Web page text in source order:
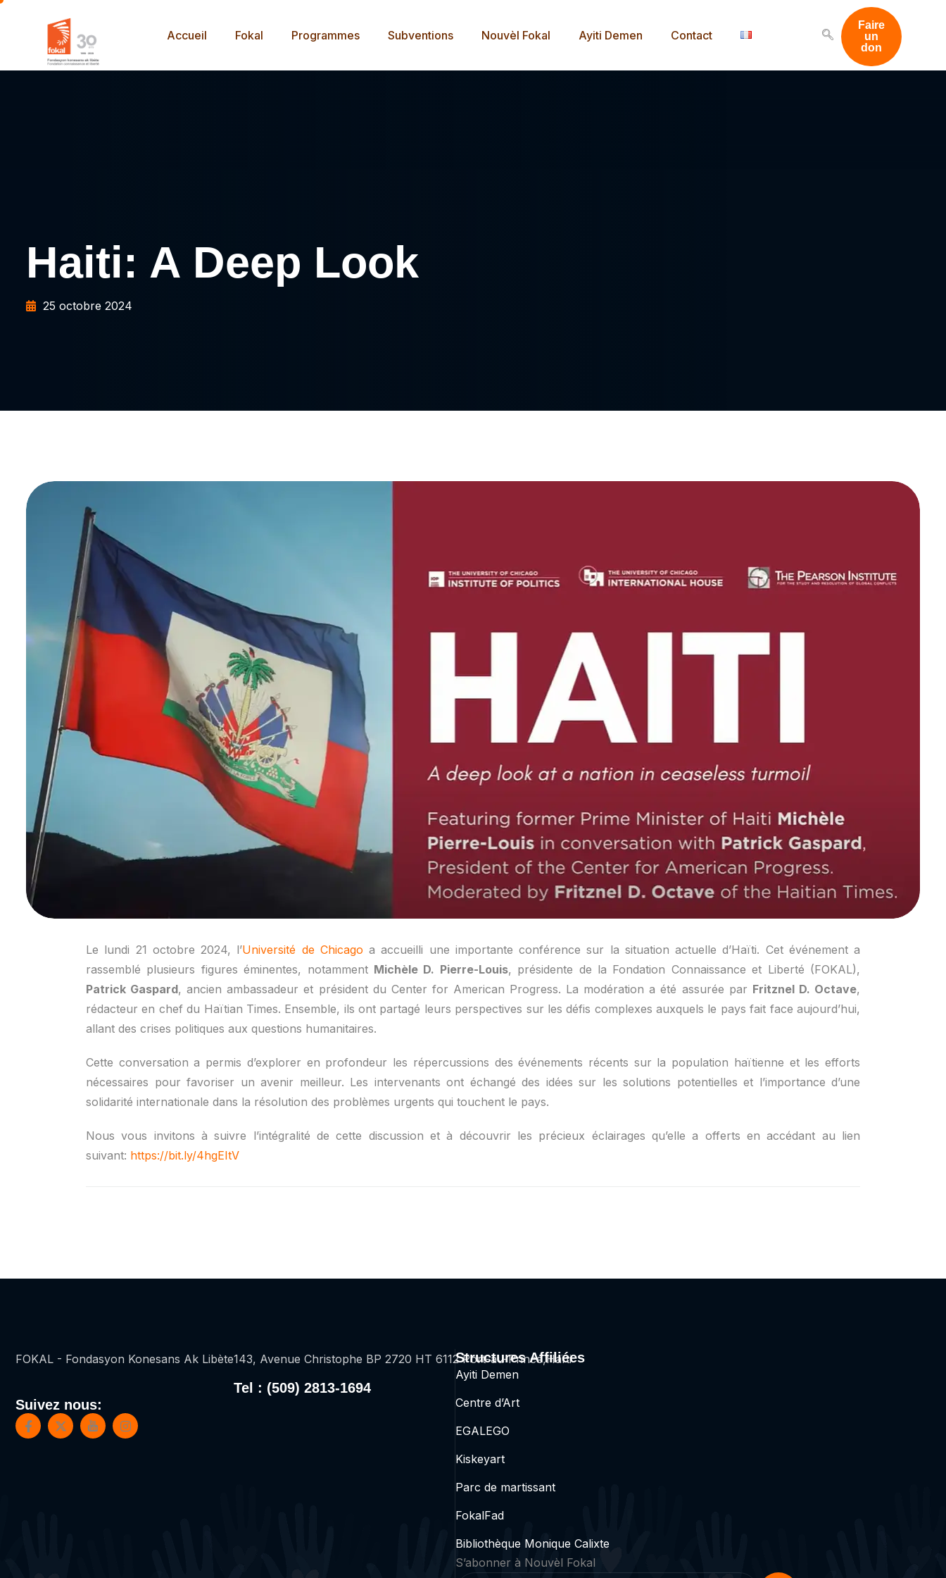
Accueil Fokal Programmes Subventions Nouvèl Fokal Ayiti Demen Contact
Faire
un
don
Haiti: A Deep Look
25 octobre 2024
Le lundi 21 octobre 2024, l’Université de Chicago a accueilli une importante conférence sur la situation actuelle d’Haïti. Cet événement a
rassemblé plusieurs figures éminentes, notamment Michèle D. Pierre-Louis, présidente de la Fondation Connaissance et Liberté (FOKAL),
Patrick Gaspard, ancien ambassadeur et président du Center for American Progress. La modération a été assurée par Fritznel D. Octave,
rédacteur en chef du Haïtian Times. Ensemble, ils ont partagé leurs perspectives sur les défis complexes auxquels le pays fait face aujourd’hui,
allant des crises politiques aux questions humanitaires.
Cette conversation a permis d’explorer en profondeur les répercussions des événements récents sur la population haïtienne et les efforts
nécessaires pour favoriser un avenir meilleur. Les intervenants ont échangé des idées sur les solutions potentielles et l’importance d’une
solidarité internationale dans la résolution des problèmes urgents qui touchent le pays.
Nous vous invitons à suivre l’intégralité de cette discussion et à découvrir les précieux éclairages qu’elle a offerts en accédant au lien
suivant: https://bit.ly/4hgEItV
FOKAL - Fondasyon Konesans Ak Libète143, Avenue Christophe BP 2720 HT 6112 Port-au-Prince,Haïti
Tel : (509) 2813-1694
Suivez nous:
Structures Affiliées
Ayiti Demen
Centre d’Art
EGALEGO
Kiskeyart
Parc de martissant
FokalFad
Bibliothèque Monique Calixte
S’abonner à Nouvèl Fokal